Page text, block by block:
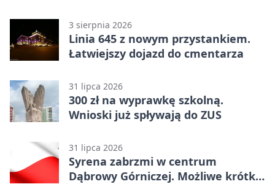
3 sierpnia 2026
Linia 645 z nowym przystankiem.
Łatwiejszy dojazd do cmentarza
31 lipca 2026
300 zł na wyprawkę szkolną.
Wnioski już spływają do ZUS
31 lipca 2026
Syrena zabrzmi w centrum
Dąbrowy Górniczej. Możliwe krótkie